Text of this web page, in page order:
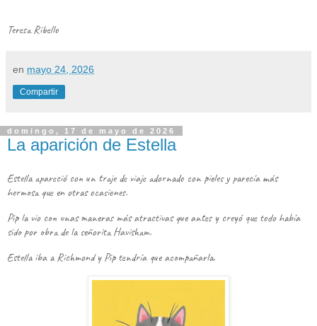
Teresa Ribello
en mayo 24, 2026
Compartir
domingo, 17 de mayo de 2026
La aparición de Estella
Estella apareció con un traje de viaje adornado con pieles y parecía más
hermosa que en otras ocasiones.
Pip la vio con unas maneras más atractivas que antes y creyó que todo había
sido por obra de la señorita Havisham.
Estella iba a Richmond y Pip tendría que acompañarla.